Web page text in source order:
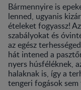
Bármennyire is
lenned, ugyanis
ételeket fogyassz!
szabályokat és
az egész
hát intened a
nyers húsféléknek,
halaknak is, így a
tengeri fogások